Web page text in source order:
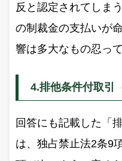
反と認定されてしま
の制裁金の支払いが
響は多大なもの忍っ
4.排他条件付取引
回答にも記載した「
は、独占禁止法2条9